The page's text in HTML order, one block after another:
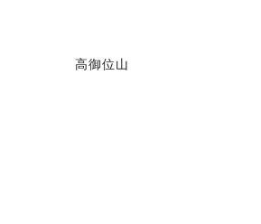
高御位山